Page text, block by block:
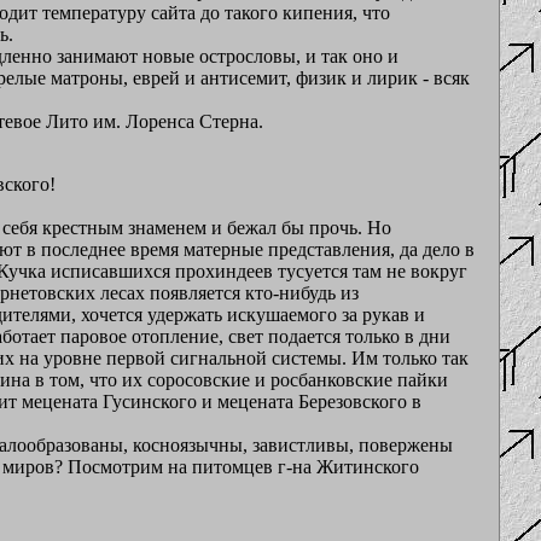
температуру сайта до такого кипения, что
занимают новые острословы, и так оно и
матроны, еврей и антисемит, физик и лирик - всяк
Лито им. Лоренса Стерна.
крестным знаменем и бежал бы прочь. Но
в последнее время матерные представления, да дело в
исписавшихся прохиндеев тусуется там не вокруг
лесах появляется кто-нибудь из
хочется удержать искушаемого за рукав и
паровое отопление, свет подается только в дни
на уровне первой сигнальной системы. Им только так
в том, что их соросовские и росбанковские пайки
мецената Гусинского и мецената Березовского в
косноязычны, завистливы, повержены
миров? Посмотрим на питомцев г-на Житинского